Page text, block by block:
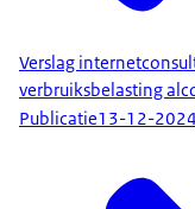
Verslag
verbruiksbelasting
Publicatie13-12-2024